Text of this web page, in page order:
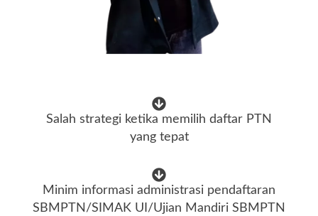
Salah strategi ketika memilih daftar PTN
yang tepat
Minim informasi administrasi pendaftaran
SBMPTN/SIMAK UI/Ujian Mandiri SBMPTN